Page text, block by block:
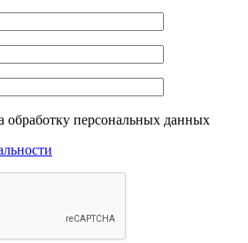
обработку персональных данных